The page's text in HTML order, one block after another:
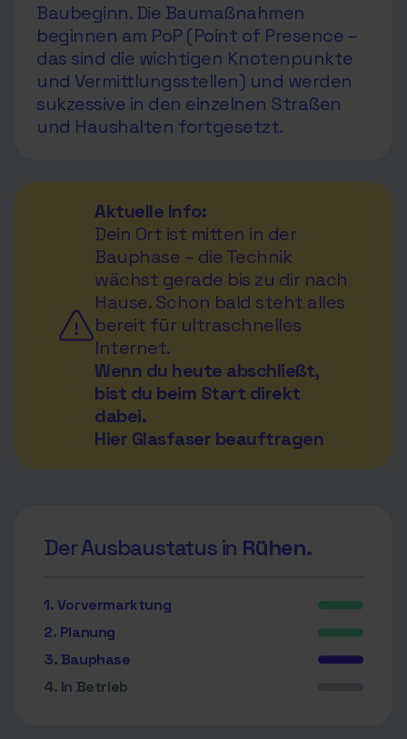
Baubeginn. Die Baumaßnahmen
beginnen am PoP (Point of Presence –
das sind die wichtigen Knotenpunkte
und Vermittlungsstellen) und werden
sukzessive in den einzelnen Straßen
und Haushalten fortgesetzt.
Aktuelle Info:
Dein Ort ist mitten in der
Bauphase – die Technik
wächst gerade bis zu dir nach
Hause. Schon bald steht alles
bereit für ultraschnelles
Internet.
Wenn du heute abschließt,
bist du beim Start direkt
dabei.
Hier Glasfaser beauftragen
Der Ausbaustatus in Rühen.
1. Vorvermarktung
2. Planung
3. Bauphase
4. In Betrieb